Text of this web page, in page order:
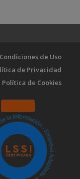
de Uso
de Privacidad
Política de Cookies